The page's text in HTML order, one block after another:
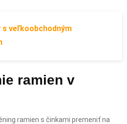
veľkoobchodným
ramien v
ramien s činkami premeniť na